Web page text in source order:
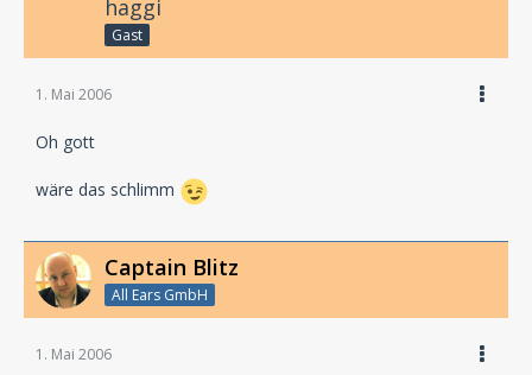
haggi
Gast
1. Mai 2006
Oh gott
wäre das schlimm
Captain Blitz
All Ears GmbH
1. Mai 2006